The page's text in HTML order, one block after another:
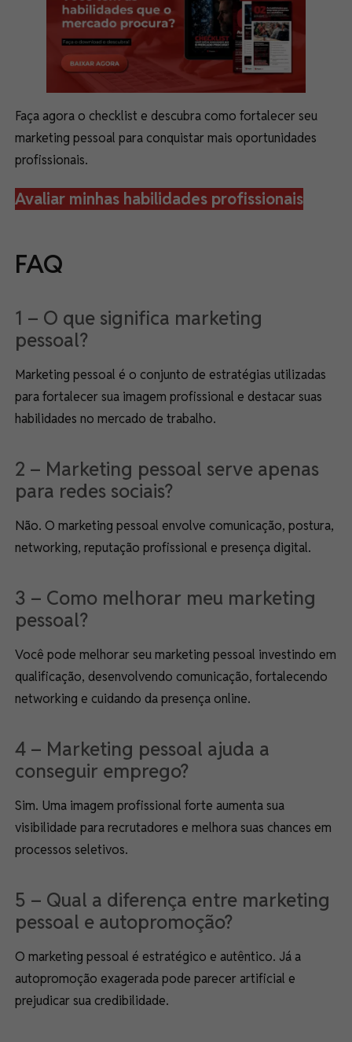
Faça agora o checklist e descubra como fortalecer seu
marketing pessoal para conquistar mais oportunidades
profissionais.
Avaliar minhas habilidades profissionais
FAQ
1 – O que significa marketing
pessoal?
Marketing pessoal é o conjunto de estratégias utilizadas
para fortalecer sua imagem profissional e destacar suas
habilidades no mercado de trabalho.
2 – Marketing pessoal serve apenas
para redes sociais?
Não. O marketing pessoal envolve comunicação, postura,
networking, reputação profissional e presença digital.
3 – Como melhorar meu marketing
pessoal?
Você pode melhorar seu marketing pessoal investindo em
qualificação, desenvolvendo comunicação, fortalecendo
networking e cuidando da presença online.
4 – Marketing pessoal ajuda a
conseguir emprego?
Sim. Uma imagem profissional forte aumenta sua
visibilidade para recrutadores e melhora suas chances em
processos seletivos.
5 – Qual a diferença entre marketing
pessoal e autopromoção?
O marketing pessoal é estratégico e autêntico. Já a
autopromoção exagerada pode parecer artificial e
prejudicar sua credibilidade.